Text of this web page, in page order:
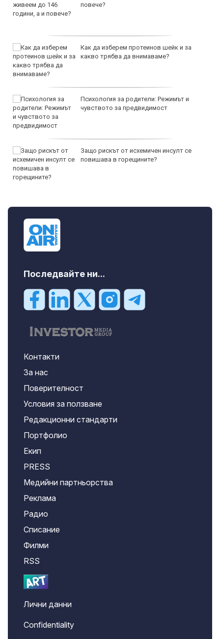
повече?
Как да изберем протеинов шейк и за
какво трябва да внимаваме?
Психология за родители: Режимът и
чувството за предвидимост
Защо рискът от исхемичен инсулт се
повишава в горещините?
Последвайте ни...
Контакти
За нас
Поверителност
Условия за ползване
Редакционни стандарти
Портфолио
Екип
PRESS
Медийни партньорства
Реклама
Радио
Списание
Филми
RSS
Лични данни
Confidentiality